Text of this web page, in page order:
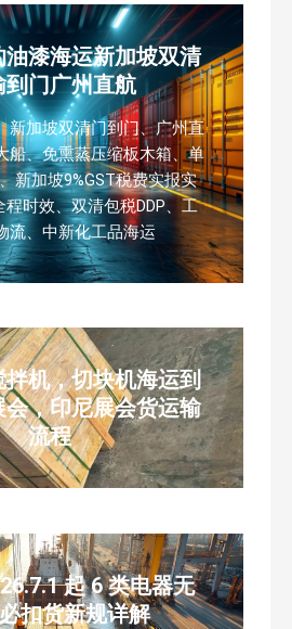
油漆海运新加坡双清
到门广州直航
新加坡双清门到门、广州直
船、免熏蒸压缩板木箱、单
新加坡9%GST税费实报实
程时效、双清包税DDP、工
流、中新化工品海运
机，切块机海运到
，印尼展会货运输
流程
起 6 类电器无
扣货新规详解